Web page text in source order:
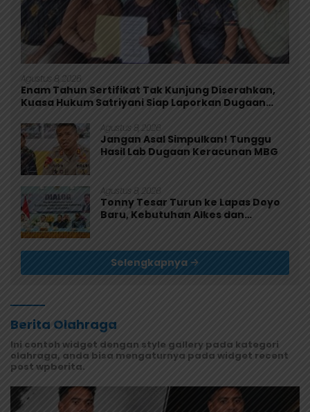
Agustus 8, 2026
Enam Tahun Sertifikat Tak Kunjung Diserahkan,
Kuasa Hukum Satriyani Siap Laporkan Dugaan
Agustus 8, 2026
Jangan Asal Simpulkan! Tunggu
Hasil Lab Dugaan Keracunan MBG
Agustus 8, 2026
Tonny Tesar Turun ke Lapas Doyo
Baru, Kebutuhan Alkes dan
Selengkapnya
Berita Olahraga
Ini contoh widget dengan style gallery pada kategori
olahraga, anda bisa mengaturnya pada widget recent
post wpberita.